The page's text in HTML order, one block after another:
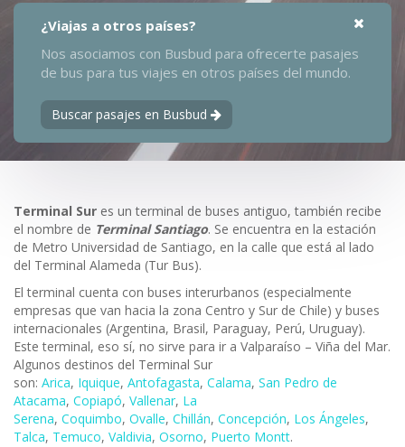
¿Viajas a otros países?
Nos asociamos con Busbud para ofrecerte pasajes
de bus para tus viajes en otros países del mundo.
Buscar pasajes en Busbud
Terminal Sur es un terminal de buses antiguo, también recibe
el nombre de Terminal Santiago. Se encuentra en la estación
de Metro Universidad de Santiago, en la calle que está al lado
del Terminal Alameda (Tur Bus).
El terminal cuenta con buses interurbanos (especialmente
empresas que van hacia la zona Centro y Sur de Chile) y buses
internacionales (Argentina, Brasil, Paraguay, Perú, Uruguay).
Este terminal, eso sí, no sirve para ir a Valparaíso – Viña del Mar.
Algunos destinos del Terminal Sur
son: Arica, Iquique, Antofagasta, Calama, San Pedro de
Atacama, Copiapó, Vallenar, La
Serena, Coquimbo, Ovalle, Chillán, Concepción, Los Ángeles,
Talca, Temuco, Valdivia, Osorno, Puerto Montt.